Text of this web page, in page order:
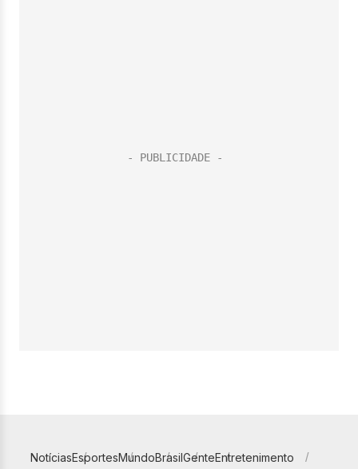
NotíciasEsportesMundoBrasilGenteEntretenimento